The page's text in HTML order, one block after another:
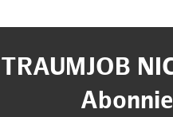
TRAUMJOB